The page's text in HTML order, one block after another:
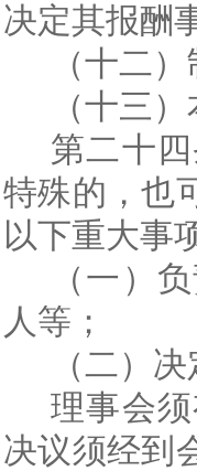
决定其报酬
（十二
（十三 ）
第二十
特殊的，也
以下重大事
（一）
人等 ；
（二） 决
理事会
决议须经到